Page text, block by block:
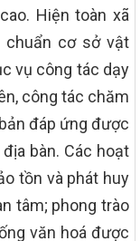
Hiện toàn xã
cơ sở vật
vụ công tác dạy
công tác chăm
đáp ứng được
bàn. Các hoạt
tồn và phát huy
tâm; phong trào
văn hoá được